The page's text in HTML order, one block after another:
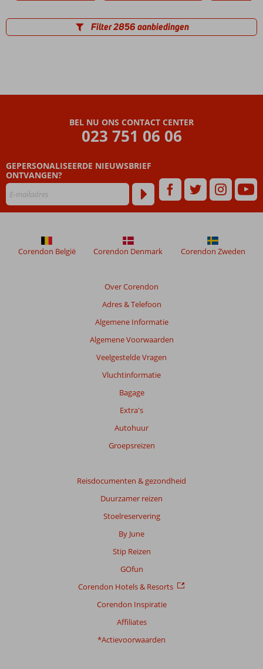
Filter 2856 aanbiedingen
BEL NU ONS CONTACT CENTER
023 751 06 06
GEPERSONALISEERDE NIEUWSBRIEF
ONTVANGEN?
Over Corendon
Adres & Telefoon
Algemene Informatie
Algemene Voorwaarden
Veelgestelde Vragen
Vluchtinformatie
Bagage
Extra's
Autohuur
Groepsreizen
Reisdocumenten & gezondheid
Duurzamer reizen
Stoelreservering
By June
Stip Reizen
GOfun
Corendon Hotels & Resorts
Corendon Inspiratie
Affiliates
*Actievoorwaarden
Corendon België Corendon Denmark Corendon Zweden